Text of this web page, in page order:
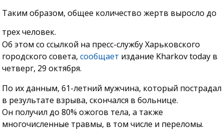
Таким образом, общее количество жертв выросло до
трех человек.
Об этом со ссылкой на пресс-службу Харьковского
городского совета,сообщает издание Kharkov today в
четверг, 29 октября.
По их данным, 61-летний мужчина, который пострадал
в результате взрыва, скончался в больнице.
Он получил до 80% ожогов тела, а также
многочисленные травмы, в том числе и переломы.